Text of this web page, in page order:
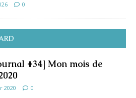
0
#34] Mon mois de
2020 0